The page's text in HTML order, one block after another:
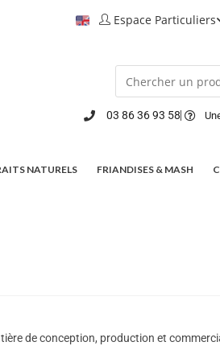
Espace Particuliers
03 86 36 93 58
NATURELS FRIANDISES & MASH
de conception, production et